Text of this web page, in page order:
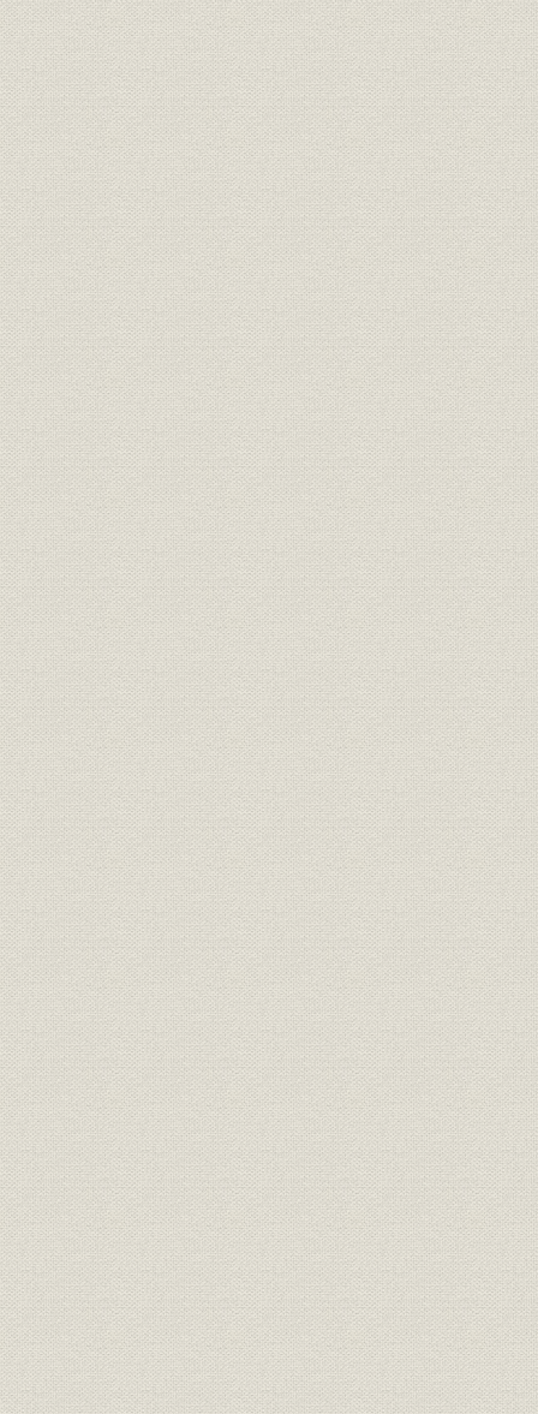
経営 期別地方別年末現在契約統計表
財務・業績 貸借対照一覧表(資産)
財務・業績 貸借対照一覧表(負債)
経営 収入支出一覧表
経営 剰余金一覧表
経営 剰余金処分一覧表
経営 事業費一覧表
経営;資産 資産利廻表
経営
第三十五期末現在契約地方分布
表
経営
第三十五期末現在契約の人口に
対する地方分布表(件数)
経営
第三十五期末現在契約の人口に
対する地方分布表(金額)
経営
第三十五期末現在契約金額別統
計表
経営
第三十五期末現在被保険者年齢
分布表
経営 期別性別統計表
経営
第三十五期末現在契約種類別比
較統計表
経営 新契約月別統計表 明治35年~
経営 期別新契約統計表
経営 期別地方別新契約統計表
経営 新契約年齢別平均保険金額表
経営
最近十年間新契約職業別平均保
険金額表
経営 新契約年齢別期別統計表(男)